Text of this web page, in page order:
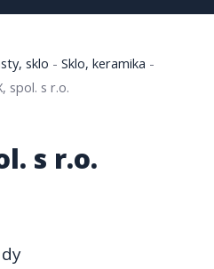
sklo -Sklo, keramika -
spol. s r.o.
s r.o.